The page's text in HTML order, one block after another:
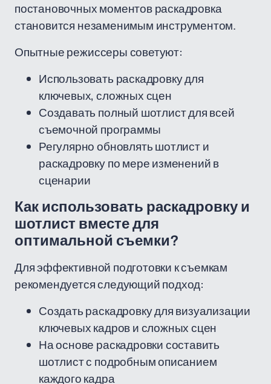
постановочных моментов раскадровка
становится незаменимым инструментом.
Опытные режиссеры советуют:
Использовать раскадровку для
ключевых, сложных сцен
Создавать полный шотлист для всей
съемочной программы
Регулярно обновлять шотлист и
раскадровку по мере изменений в
сценарии
Как использовать раскадровку и
шотлист вместе для
оптимальной съемки?
Для эффективной подготовки к съемкам
рекомендуется следующий подход:
Создать раскадровку для визуализации
ключевых кадров и сложных сцен
На основе раскадровки составить
шотлист с подробным описанием
каждого кадра